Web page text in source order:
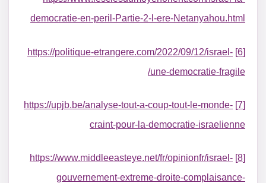
democratie-en-peril-Partie-2-l-ere-Netanyahou.html
[6]
https://politique-etrangere.com/2022/09/12/israel-
une-democratie-fragile/
[7]
https://upjb.be/analyse-tout-a-coup-tout-le-monde-
craint-pour-la-democratie-israelienne
[8]
https://www.middleeasteye.net/fr/opinionfr/israel-
gouvernement-extreme-droite-complaisance-